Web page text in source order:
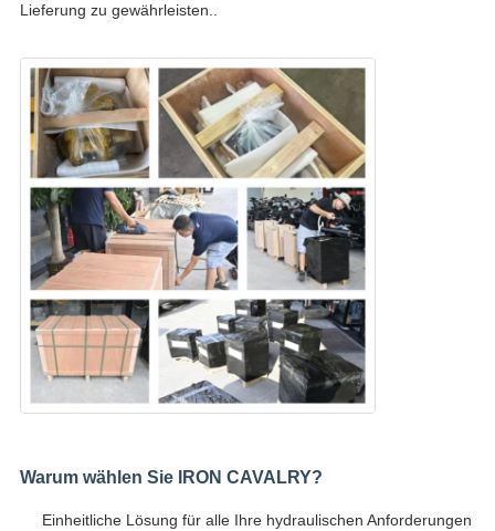
Lieferung zu gewährleisten..
Warum wählen Sie IRON CAVALRY?
Einheitliche Lösung für alle Ihre hydraulischen Anforderungen